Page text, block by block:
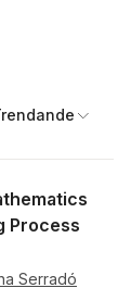
Process
Serradó